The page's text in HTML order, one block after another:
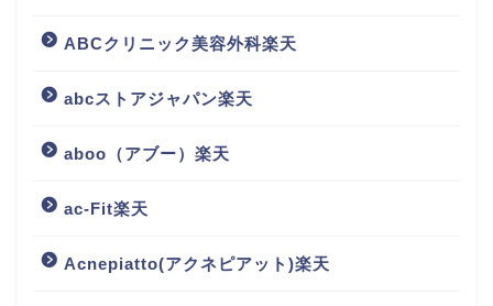
ABCクリニック美容外科楽天
abcストアジャパン楽天
aboo（アブー）楽天
ac-Fit楽天
Acnepiatto(アクネピアット)楽天